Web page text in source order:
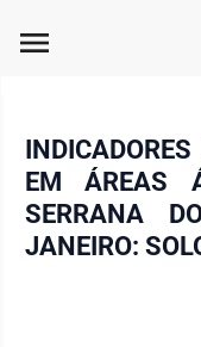
menu
EM ÁREAS
SERRANA
JANEIRO: